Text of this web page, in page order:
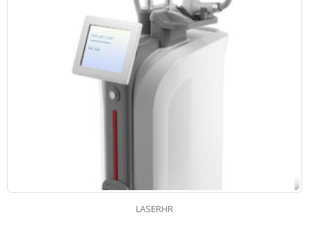
BODY BALL 75cm